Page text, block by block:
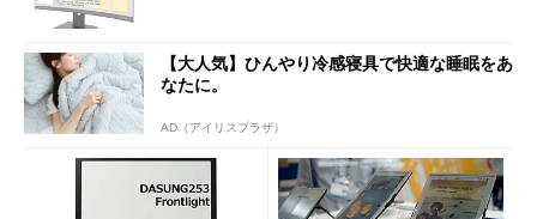
【大人気】ひんやり冷感寝具で快適な睡眠をあ
なたに。
AD（アイリスプラザ）